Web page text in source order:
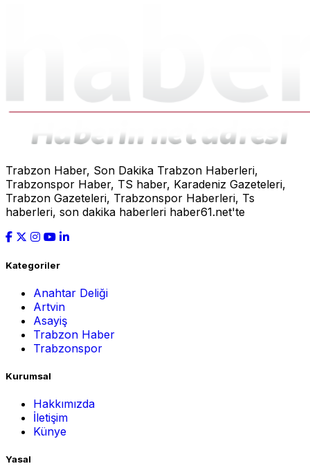
Trabzon Haber, Son Dakika Trabzon Haberleri,
Trabzonspor Haber, TS haber, Karadeniz Gazeteleri,
Trabzon Gazeteleri, Trabzonspor Haberleri, Ts
haberleri, son dakika haberleri haber61.net'te
Kategoriler
Anahtar Deliği
Artvin
Asayiş
Trabzon Haber
Trabzonspor
Kurumsal
Hakkımızda
İletişim
Künye
Yasal